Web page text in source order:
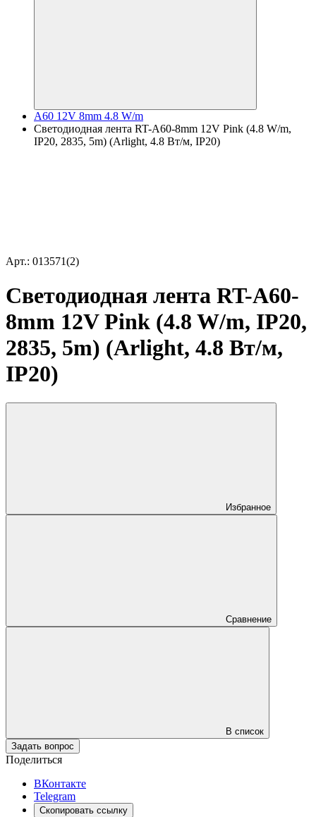
A60 12V 8mm 4.8 W/m
Светодиодная лента RT-A60-8mm 12V Pink (4.8 W/m,
IP20, 2835, 5m) (Arlight, 4.8 Вт/м, IP20)
Арт.: 013571(2)
Светодиодная лента RT-A60-
8mm 12V Pink (4.8 W/m, IP20,
2835, 5m) (Arlight, 4.8 Вт/м,
IP20)
Избранное
Сравнение
В список
Задать вопрос
Поделиться
ВКонтакте
Telegram
Скопировать ссылку